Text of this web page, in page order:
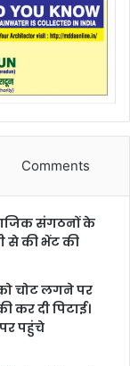
Comments
संगठनों के
से की भेंट की
चोट लगने पर
कर दी पिटाई।
पहुंचे